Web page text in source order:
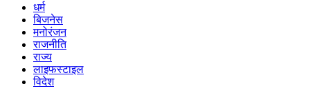
धर्म
बिजनेस
मनोरंजन
राजनीति
राज्य
लाइफस्टाइल
विदेश